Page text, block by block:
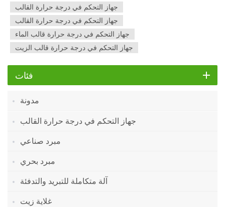
جهاز التحكم في درجة حرارة القالب
جهاز التحكم في درجة حرارة القالب
جهاز التحكم في درجة حرارة قالب الماء
جهاز التحكم في درجة حرارة قالب الزيت
فئات
مدونة
جهاز التحكم في درجة حرارة القالب
مبرد صناعي
مبرد بحري
آلة متكاملة للتبريد والتدفئة
غلاية زيت